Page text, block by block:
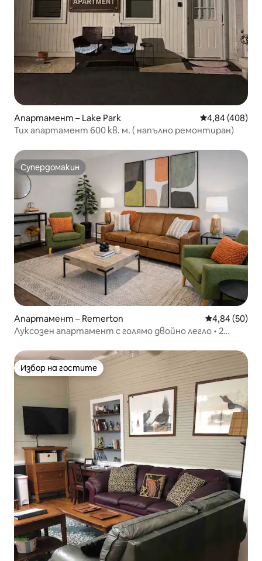
Апартамент – Lake Park Средна
4,84 (408)
Тих апартамент 600 кв. м. ( напълно ремонтиран)
Супердомакин
Супердомакин
Апартамент – Remerton Средна
4,84 (50)
Луксозен апартамент с голямо двойно легло • 2
Избор на гостите
Избор на гостите